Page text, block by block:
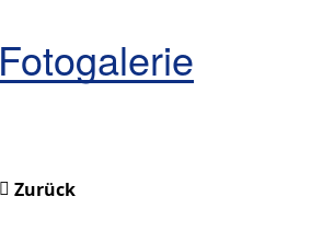
Fotogalerie
Zurück